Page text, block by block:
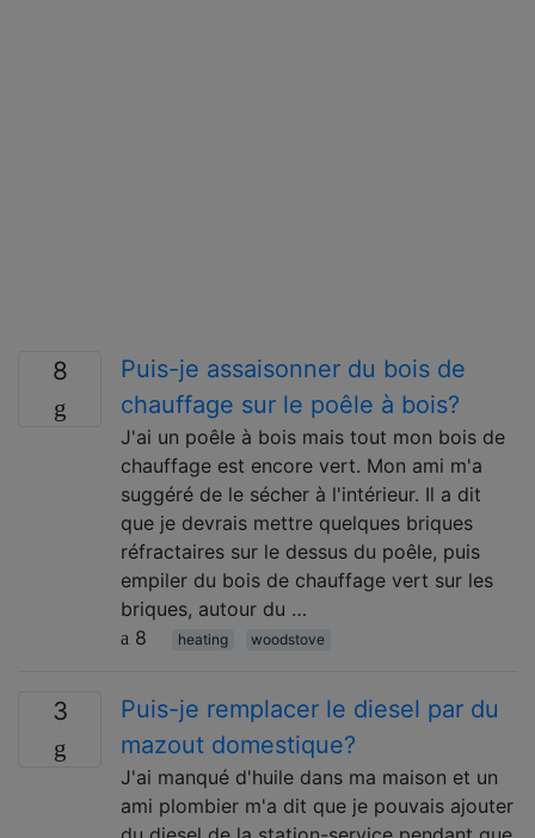
8
Puis-je assaisonner du bois de
chauffage sur le poêle à bois?
J'ai un poêle à bois mais tout mon bois de
chauffage est encore vert. Mon ami m'a
suggéré de le sécher à l'intérieur. Il a dit
que je devrais mettre quelques briques
réfractaires sur le dessus du poêle, puis
empiler du bois de chauffage vert sur les
briques, autour du …
8
heating woodstove
3
Puis-je remplacer le diesel par du
mazout domestique?
J'ai manqué d'huile dans ma maison et un
ami plombier m'a dit que je pouvais ajouter